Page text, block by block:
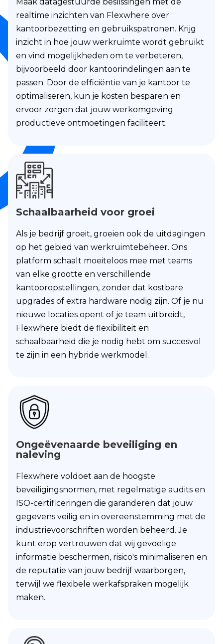
realtime inzichten van Flexwhere over
kantoorbezetting en gebruikspatronen. Krijg
inzicht in hoe jouw werkruimte wordt gebruikt
en vind mogelijkheden om te verbeteren,
bijvoorbeeld door kantoorindelingen aan te
passen. Door de efficiëntie van je kantoor te
optimaliseren, kun je kosten besparen en
ervoor zorgen dat jouw werkomgeving
productieve ontmoetingen faciliteert.
Schaalbaarheid voor groei
Als je bedrijf groeit, groeien ook de uitdagingen
op het gebied van werkruimtebeheer. Ons
platform schaalt moeiteloos mee met teams
van elke grootte en verschillende
kantooropstellingen, zonder dat kostbare
upgrades of extra hardware nodig zijn. Of je nu
nieuwe locaties opent of je team uitbreidt,
Flexwhere biedt de flexibiliteit en
schaalbaarheid die je nodig hebt om succesvol
te zijn in een hybride werkmodel.
Ongeëvenaarde beveiliging en
naleving
Flexwhere voldoet aan de hoogste
beveiligingsnormen, met regelmatige audits en
ISO-certificeringen die garanderen dat jouw
gegevens veilig en in overeenstemming met de
industrievoorschriften worden beheerd. Je
kunt erop vertrouwen dat wij gevoelige
informatie beschermen, risico's minimaliseren en
de reputatie van jouw bedrijf waarborgen,
terwijl we flexibele werkafspraken mogelijk
maken.